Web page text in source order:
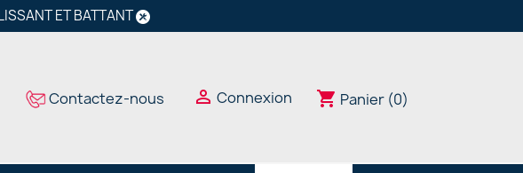
ET BATTANT
Contactez-nous  Connexion shopping_cart Panier (0)